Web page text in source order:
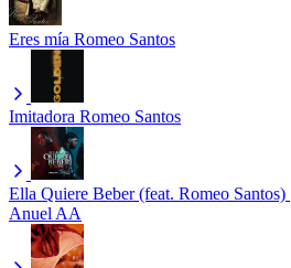
Eres mía Romeo Santos
Imitadora Romeo Santos
Ella Quiere Beber (feat. Romeo
Anuel AA